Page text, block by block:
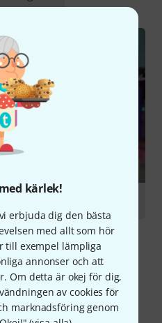
kärlek!
erbjuda dig den bästa
med allt som hör
till exempel lämpliga
annonser och att
Om detta är okej för dig,
av cookies för
marknadsföring genom